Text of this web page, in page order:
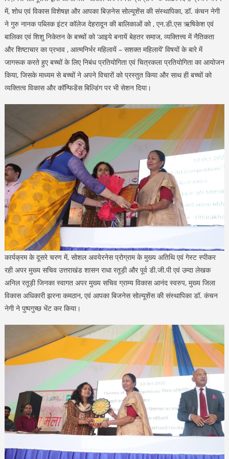
में, शोध एवं विकास विशेषज्ञ और आपका बिज़नेस सोल्यूशेंस की संस्थापिका, डॉ. कंचन नेगी
ने गुरु नानक पब्लिक इंटर कॉलेज देहरादून की बालिकाओं को , एन.डी.एस ऋषिकेश एवं
बालिका एवं शिशु निकेतन के बच्चों को ‘आइये बनायें बेहतर समाज, व्यक्तित्त्व में नैतिकता
और शिष्टाचार का प्रभाव , आत्मनिर्भर महिलायें – सशक्त महिलायें’ विषयों के बारे में
जागरूक करते हुए बच्चों के लिए निबंध प्रतियोगिता एवं चित्रकला प्रतियोगिता का आयोजन
किया, जिसके माध्यम से बच्चों ने अपने विचारों को प्रस्तुत किया और साथ ही बच्चों को
व्यक्तित्व विकास और कॉन्फिडेंस बिल्डिंग पर भी सेशन दिया।
कार्यक्रम के दूसरे चरण में, सोशल अवयेरनेस प्रोग्राम के मुख्य अतिथि एवं गेस्ट स्पीकर
रही अपर मुख्य सचिव उत्तराखंड शासन राधा रतूड़ी और पूर्व डी.जी.पी एवं उम्दा लेखक
अनिल रतूड़ी जिनका स्वागत अपर मुख्य सचिव ग्राम्य विकास आनंद स्वरुप, मुख्य जिला
विकास अधिकारी झरना कमठान, एवं आपका बिजनेस सोल्यूशेंस की संस्थापिका डॉ. कंचन
नेगी ने पुष्पगुच्छ भेंट कर किया।